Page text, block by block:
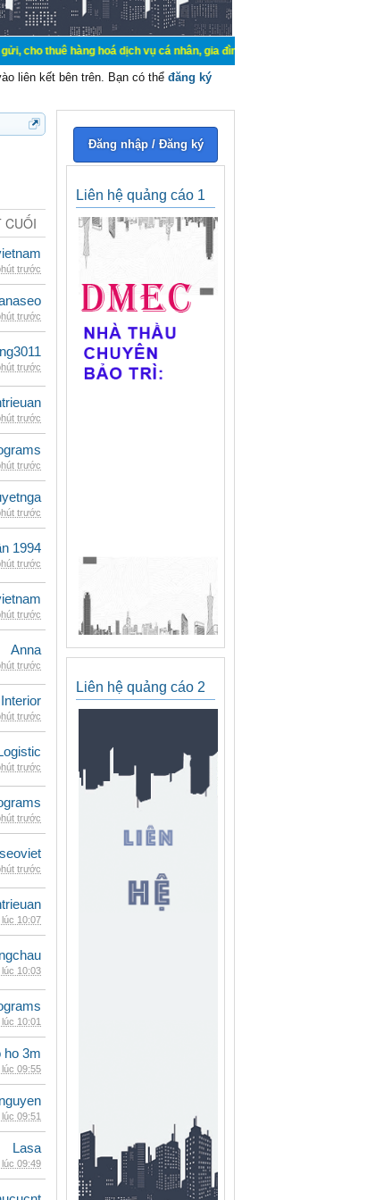
hàng hoá dịch vụ cá nhân, gia đình. Mua bán, ký gửi, cho thuê thiết bị
liên kết bên trên. Bạn có thể đăng ký
CUỐI
trước
trước
trước
trước
trước
trước
1994
trước
trước
Anna
trước
trước
trước
trước
seoviet
trước
10:07
10:03
10:01
ho 3m
09:55
09:51
Lasa
09:49
Đăng nhập / Đăng ký
Liên hệ quảng cáo 1
Liên hệ quảng cáo 2